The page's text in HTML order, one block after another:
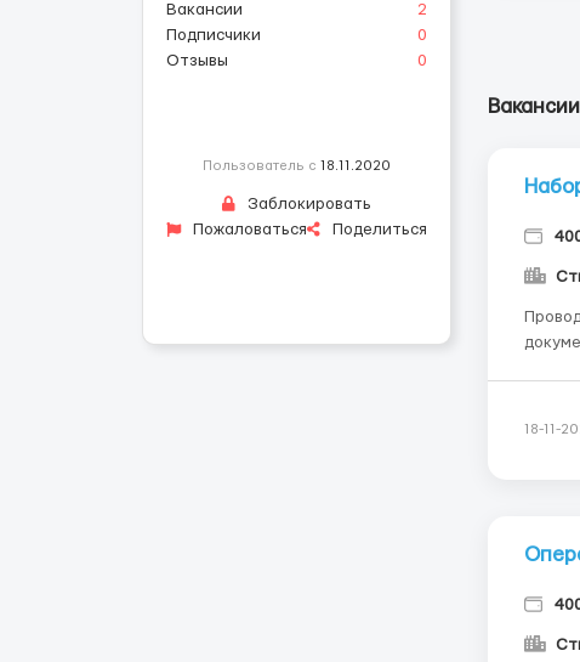
Вакансии
2
Подписчики
0
Отзывы
0
Пользователь с 18.11.2020
Заблокировать
Пожаловаться
Поделиться
Проводим
документами. Редактирование,
18-11-